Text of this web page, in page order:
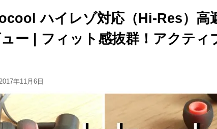
ハイレゾ対応（Hi-Res）高
ー | フィット感抜群！アクティ
年11月6日